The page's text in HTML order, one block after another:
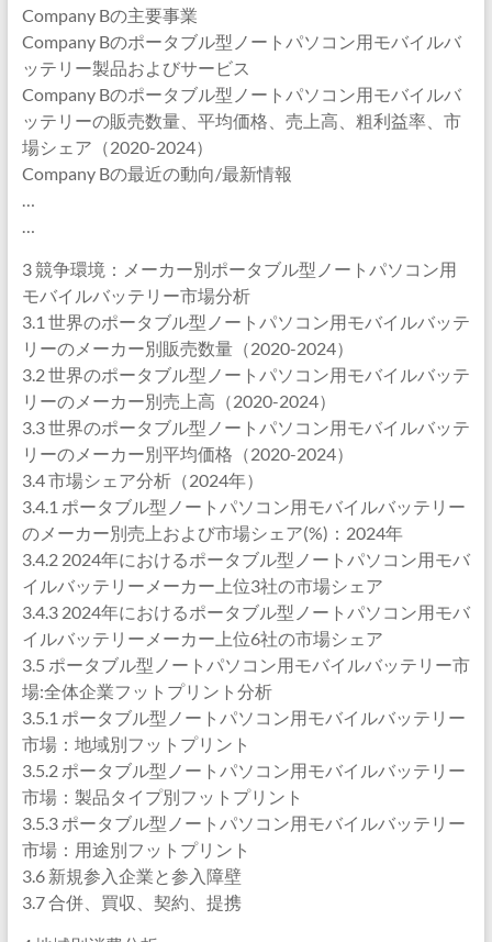
Company Bの主要事業
Company Bのポータブル型ノートパソコン用モバイルバ
ッテリー製品およびサービス
Company Bのポータブル型ノートパソコン用モバイルバ
ッテリーの販売数量、平均価格、売上高、粗利益率、市
場シェア（2020-2024）
Company Bの最近の動向/最新情報
…
…
3 競争環境：メーカー別ポータブル型ノートパソコン用
モバイルバッテリー市場分析
3.1 世界のポータブル型ノートパソコン用モバイルバッテ
リーのメーカー別販売数量（2020-2024）
3.2 世界のポータブル型ノートパソコン用モバイルバッテ
リーのメーカー別売上高（2020-2024）
3.3 世界のポータブル型ノートパソコン用モバイルバッテ
リーのメーカー別平均価格（2020-2024）
3.4 市場シェア分析（2024年）
3.4.1 ポータブル型ノートパソコン用モバイルバッテリー
のメーカー別売上および市場シェア(%)：2024年
3.4.2 2024年におけるポータブル型ノートパソコン用モバ
イルバッテリーメーカー上位3社の市場シェア
3.4.3 2024年におけるポータブル型ノートパソコン用モバ
イルバッテリーメーカー上位6社の市場シェア
3.5 ポータブル型ノートパソコン用モバイルバッテリー市
場:全体企業フットプリント分析
3.5.1 ポータブル型ノートパソコン用モバイルバッテリー
市場：地域別フットプリント
3.5.2 ポータブル型ノートパソコン用モバイルバッテリー
市場：製品タイプ別フットプリント
3.5.3 ポータブル型ノートパソコン用モバイルバッテリー
市場：用途別フットプリント
3.6 新規参入企業と参入障壁
3.7 合併、買収、契約、提携